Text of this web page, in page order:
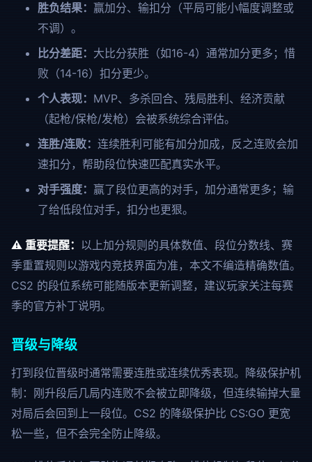
胜负结果： 赢加分、输扣分（平局可能小幅度调整或
不调）。
比分差距： 大比分获胜（如16-4）通常加分更多；惜
败（14-16）扣分更少。
个人表现： MVP、多杀回合、残局胜利、经济贡献
（起枪/保枪/发枪）会被系统综合评估。
连胜/连败： 连续胜利可能有加分加成，反之连败会加
速扣分，帮助段位快速匹配真实水平。
对手强度： 赢了段位更高的对手，加分通常更多；输
了给低段位对手，扣分也更狠。
⚠️ 重要提醒： 以上加分规则的具体数值、段位分数线、赛
季重置规则以游戏内竞技界面为准，本文不编造精确数值。
CS2 的段位系统可能随版本更新调整，建议玩家关注每赛
季的官方补丁说明。
晋级与降级
打到段位晋级时通常需要连胜或连续优秀表现。降级保护机
制：刚升段后几局内连败不会被立即降级，但连续输掉大量
对局后会回到上一段位。CS2 的降级保护比 CS:GO 更宽
松一些，但不会完全防止降级。